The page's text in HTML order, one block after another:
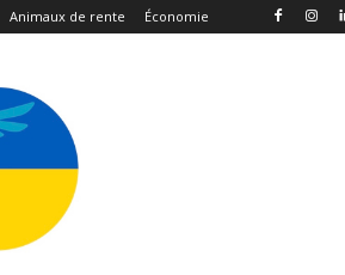
Animaux de rente Économie